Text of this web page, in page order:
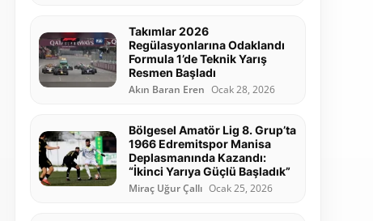
Takımlar 2026
Regülasyonlarına Odaklandı
Formula 1’de Teknik Yarış
Resmen Başladı
Akın Baran Eren Ocak 28, 2026
Bölgesel Amatör Lig 8. Grup’ta
1966 Edremitspor Manisa
Deplasmanında Kazandı:
“İkinci Yarıya Güçlü Başladık”
Miraç Uğur Çallı Ocak 25, 2026